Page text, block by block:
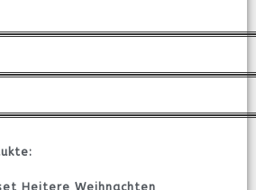
Heitere Weihnachten